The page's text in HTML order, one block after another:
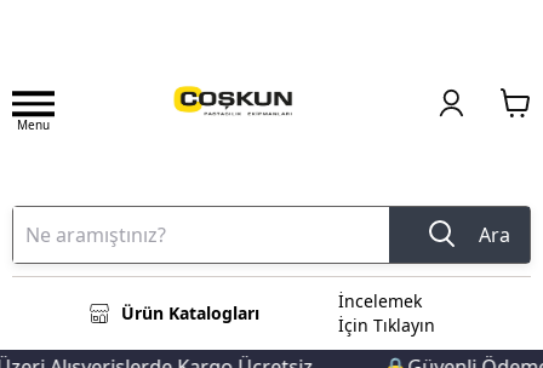
Menu
Ara
Ürün Katalogları
İncelemek
İçin Tıklayın